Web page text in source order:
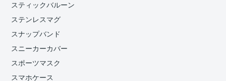
スティックバルーン
ステンレスマグ
スナップバンド
スニーカーカバー
スポーツマスク
スマホケース